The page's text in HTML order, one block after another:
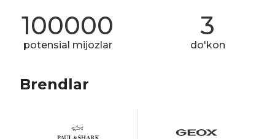
100000
potensial mijozlar
3
do'kon
Brendlar